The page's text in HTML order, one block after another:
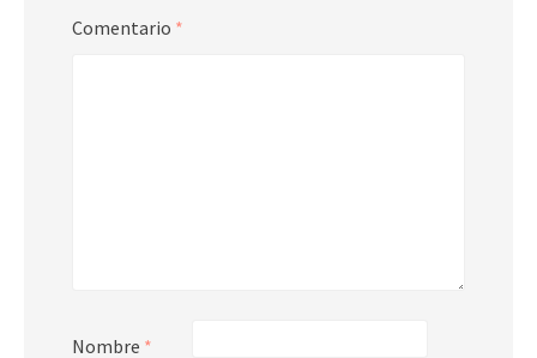
Comentario *
Nombre *